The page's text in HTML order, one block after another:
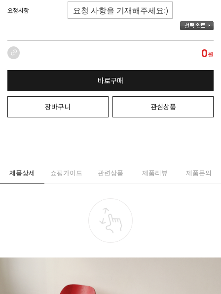
요청사항
0원
바로구매
장바구니 관심상품
제품상세 쇼핑가이드 관련상품 제품리뷰 제품문의